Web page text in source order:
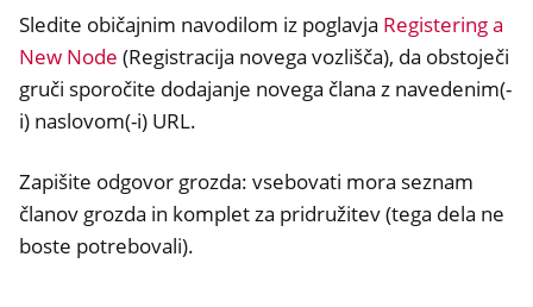
Sledite običajnim navodilom iz poglavja Registering a
New Node (Registracija novega vozlišča), da obstoječi
gruči sporočite dodajanje novega člana z navedenim(-
i) naslovom(-i) URL.
Zapišite odgovor grozda: vsebovati mora seznam
članov grozda in komplet za pridružitev (tega dela ne
boste potrebovali).